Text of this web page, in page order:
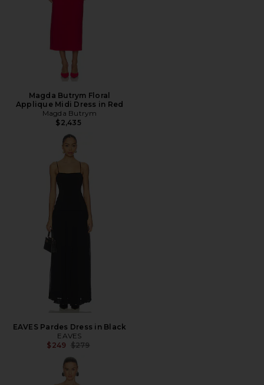
Magda Butrym Floral
Applique Midi Dress in Red
Magda Butrym
$2,435
EAVES Pardes Dress in Black
EAVES
$249 Precio anterior:
$279